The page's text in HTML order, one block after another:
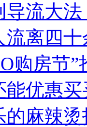
导流大
流离四
购房节
能优惠
的麻辣